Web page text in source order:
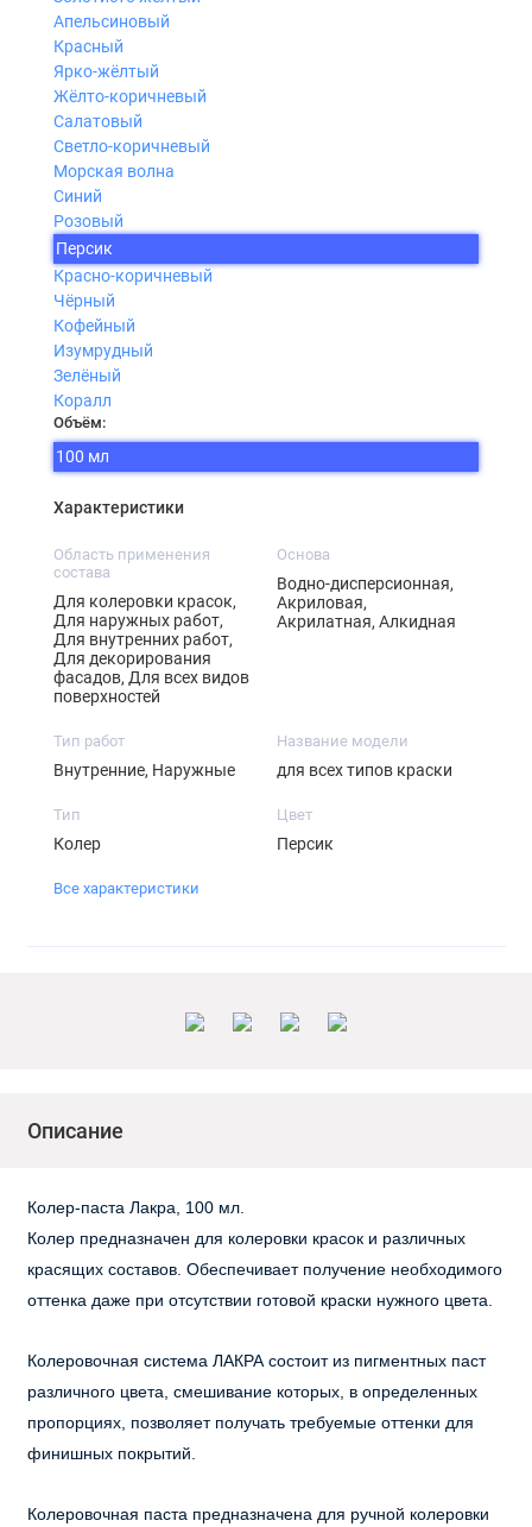
Апельсиновый
Красный
Ярко-жёлтый
Жёлто-коричневый
Салатовый
Светло-коричневый
Морская волна
Синий
Розовый
Персик
Красно-коричневый
Чёрный
Кофейный
Изумрудный
Зелёный
Коралл
Объём:
100 мл
Характеристики
Область применения
состава
Для колеровки красок,
Для наружных работ,
Для внутренних работ,
Для декорирования
фасадов, Для всех видов
поверхностей
Основа
Водно-дисперсионная,
Акриловая,
Акрилатная, Алкидная
Тип работ
Внутренние, Наружные
Название модели
для всех типов краски
Тип
Колер
Цвет
Персик
Все характеристики
Описание
Колер-паста Лакра, 100 мл.
Колер предназначен для колеровки красок и различных
красящих составов. Обеспечивает получение необходимого
оттенка даже при отсутствии готовой краски нужного цвета.
Колеровочная система ЛАКРА состоит из пигментных паст
различного цвета, смешивание которых, в определенных
пропорциях, позволяет получать требуемые оттенки для
финишных покрытий.
Колеровочная паста предназначена для ручной колеровки